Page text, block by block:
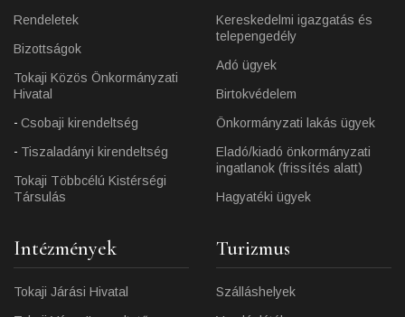
Rendeletek
Bizottságok
Tokaji Közös Önkormányzati
Hivatal
Csobaji kirendeltség
Tiszaladányi kirendeltség
Tokaji Többcélú Kistérségi
Társulás
Kereskedelmi igazgatás és
telepengedély
Adó ügyek
Birtokvédelem
Önkormányzati lakás ügyek
Eladó/kiadó önkormányzati
ingatlanok (frissítés alatt)
Hagyatéki ügyek
Intézmények
Tokaji Járási Hivatal
Turizmus
Szálláshelyek